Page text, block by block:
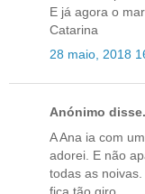
E já agora o
Catarina
28 maio, 2018
Anónimo
A Ana ia com
adorei. E não
todas as
fica tão giro.